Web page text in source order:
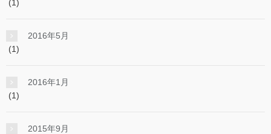
(1)
2016年5月
(1)
2016年1月
(1)
2015年9月